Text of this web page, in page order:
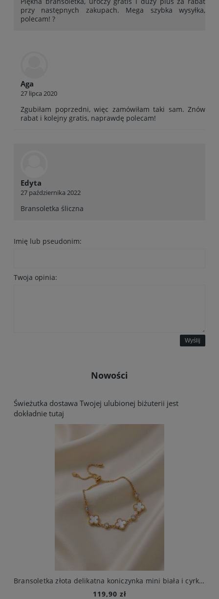
przy następnych zakupach. Mega szybka wysyłka,
polecam! ?
Aga
27 lipca 2020
Zgubiłam poprzedni, więc zamówiłam taki sam. Znów
rabat i kolejny gratis, naprawdę polecam!
Edyta
27 października 2022
Bransoletka śliczna
Imię lub pseudonim:
Twoja opinia:
Wyślij
Nowości
Świeżutka dostawa Twojej ulubionej biżuterii jest
dokładnie tutaj
Bransoletka złota delikatna koniczynka mini biała i cyrkonie stal chirurgiczna
119,90 zł